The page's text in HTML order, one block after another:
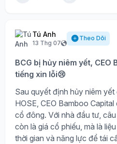
Tú Anh
13 Thg 07
Theo Dõi
BCG bị hủy niêm yết, CEO
tiếng xin lỗi😢
Sau quyết định hủy niêm yết
HOSE, CEO Bamboo
cổ đông. Với nhà đầu tư,
còn là giá cổ phiếu, mà là
thời gian và năng lực để tái